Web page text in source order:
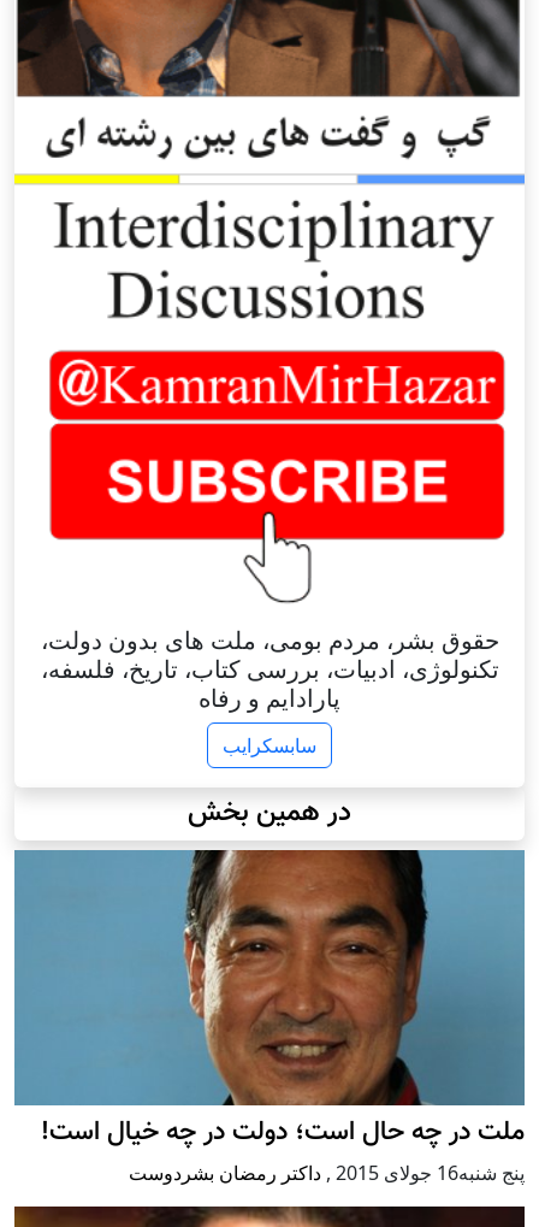
حقوق بشر، مردم بومی، ملت های بدون دولت،
تکنولوژی، ادبیات، بررسی کتاب، تاریخ، فلسفه،
پارادایم و رفاه
سابسکرایب
در همین بخش
ملت در چه حال است؛ دولت در چه خیال است!
پنج شنبه16 جولای 2015 , داکتر رمضان بشردوست